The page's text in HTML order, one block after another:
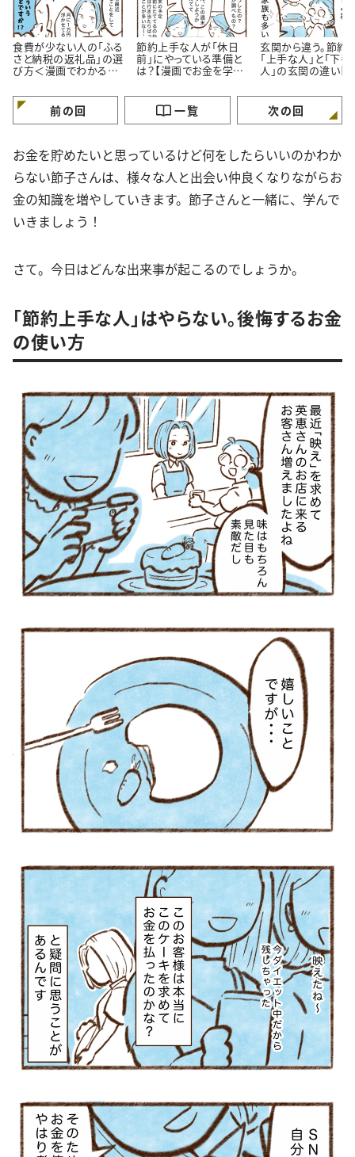
食費が少ない人の「ふる
さと納税の返礼品」の選
び方＜漫画でわかるお
節約上手な人が「休日
前」にやっている準備と
は？【漫画でお金を学
玄関から違う。節約
「上手な人」と「下
人」の玄関の違い【
前の回 一覧 次の回
お金を貯めたいと思っているけど何をしたらいいのかわか
らない節子さんは、様々な人と出会い仲良くなりながらお
金の知識を増やしていきます。節子さんと一緒に、学んで
いきましょう！
さて。今日はどんな出来事が起こるのでしょうか。
「節約上手な人」はやらない。後悔するお金
の使い方